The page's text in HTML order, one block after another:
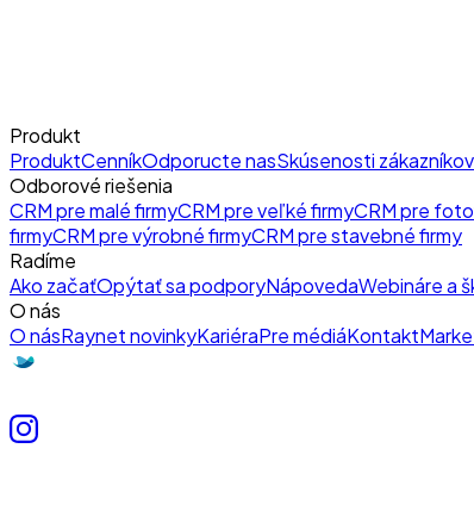
Produkt
ProduktCenníkOdporucte nasSkúsenosti zákazníkov
Odborové riešenia
CRM pre malé firmyCRM pre veľké firmyCRM pre
firmyCRM pre výrobné firmyCRM pre stavebné firmy
Radíme
Ako začaťOpýtať sa podporyNápovedaWebináre a
O nás
O násRaynet novinkyKariéraPre médiáKontakt